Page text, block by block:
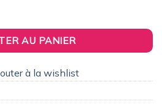
RDX pour MITSUBISHI Lancer (CS0)
AU PANIER
à la wishlist